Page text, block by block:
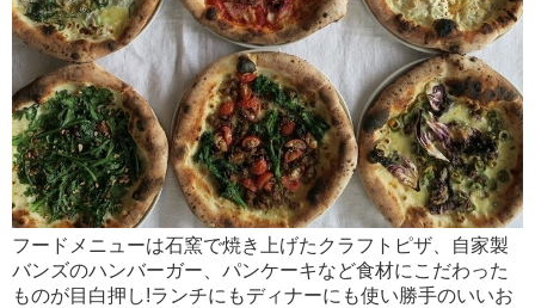
フードメニューは石窯で焼き上げたクラフトピザ、自家製
バンズのハンバーガー、パンケーキなど食材にこだわった
ものが目白押し!ランチにもディナーにも使い勝手のいいお